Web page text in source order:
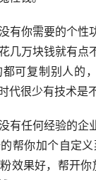
有你需要的个性
几万块钱就有点
可复制别人的
代很少有技术是
有任何经验的企
帮你加个自定
效果好，帮开